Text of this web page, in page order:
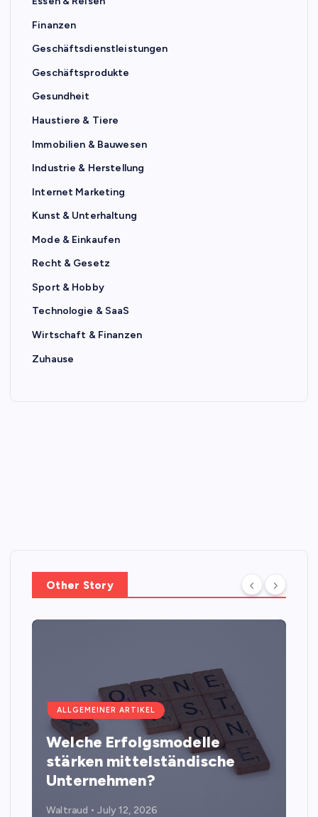
Finanzen
Geschäftsdienstleistungen
Geschäftsprodukte
Gesundheit
Haustiere & Tiere
Immobilien & Bauwesen
Industrie & Herstellung
Internet Marketing
Kunst & Unterhaltung
Mode & Einkaufen
Recht & Gesetz
Sport & Hobby
Technologie & SaaS
Wirtschaft & Finanzen
Zuhause
Other Story
ALLGEMEINER ARTIKEL
Welche Erfolgsmodelle
stärken mittelständische
Unternehmen?
Waltraud July 12, 2026